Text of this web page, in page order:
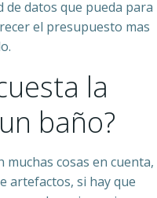
datos que pueda para
el presupuesto mas
la
baño?
cosas en cuenta,
artefactos, si hay que